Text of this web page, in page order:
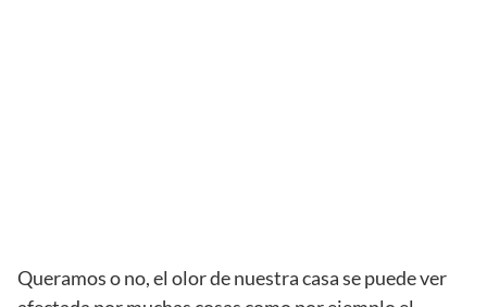
Queramos o no, el olor de nuestra casa se puede ver